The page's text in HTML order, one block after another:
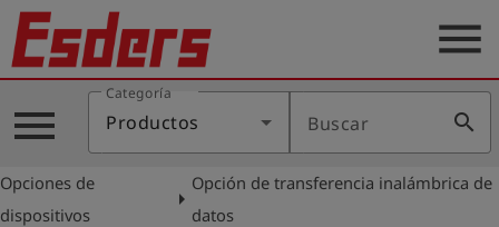
Productos
Blog
Aplicaciones
menu
menu
Categoría
Productos Buscar search
Opciones de
dispositivos
arrow_right
Opción de transferencia inalámbrica de
datos